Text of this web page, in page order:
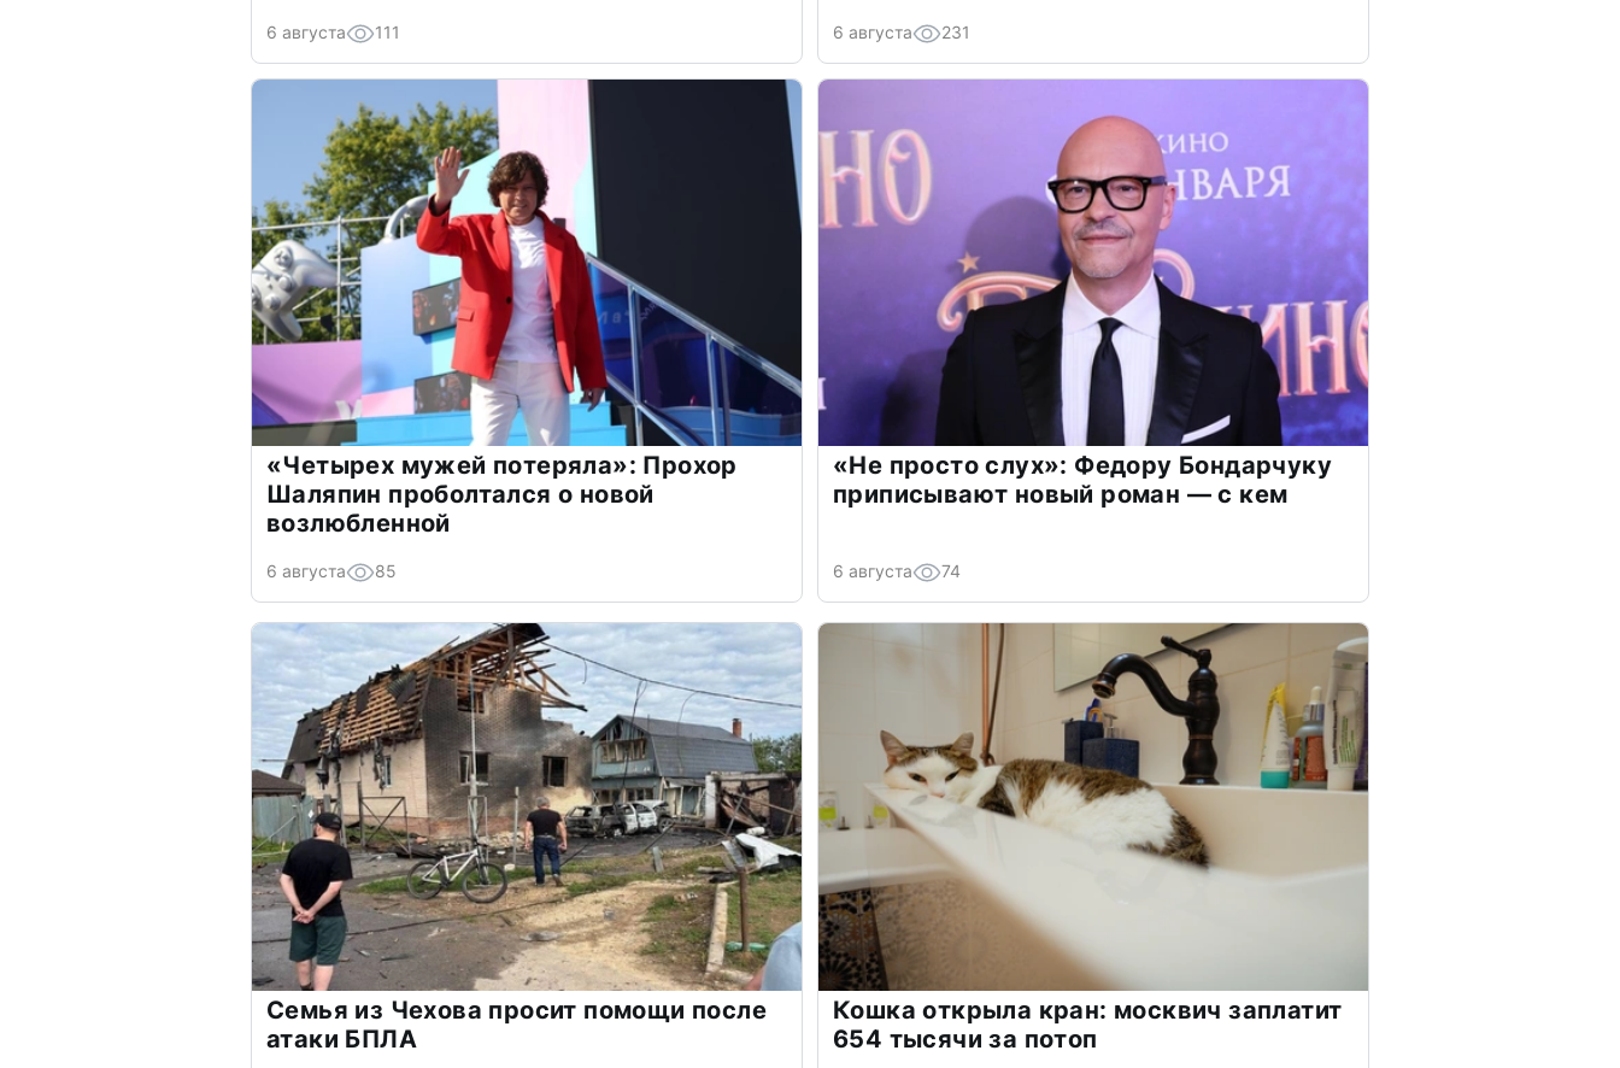
6 августа 111 6 августа 231
«Четырех мужей потеряла»: Прохор
Шаляпин проболтался о новой
возлюбленной
6 августа 85
«Не просто слух»: Федору Бондарчуку
приписывают новый роман — с кем
6 августа 74
Семья из Чехова просит помощи после
атаки БПЛА
Кошка открыла кран: москвич заплатит
654 тысячи за потоп